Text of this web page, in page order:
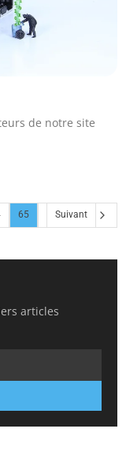
de notre site
65 Suivant
articles